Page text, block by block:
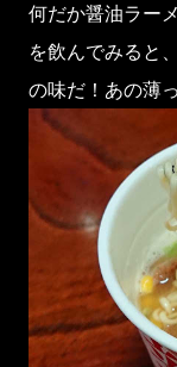
何だか醤油ラー
を飲んでみると
の味だ！あの薄